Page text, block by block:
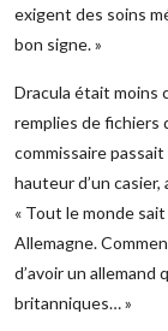
exigent des soins
bon signe. »
Dracula était moins
remplies de fichiers
commissaire
hauteur d’un casier,
« Tout le monde
Allemagne.
d’avoir un allemand
britanniques… »